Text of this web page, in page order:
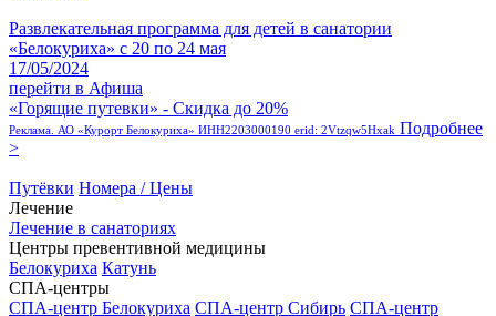
Развлекательная программа для детей в санатории
«Белокуриха» с 20 по 24 мая
17/05/2024
перейти в Афиша
«Горящие путевки» - Скидка до 20%
Реклама. АО «Курорт Белокуриха» ИНН2203000190 erid: 2Vtzqw5Hxak Подробнее
>
Путёвки Номера / Цены
Лечение
Лечение в санаториях
Центры превентивной медицины
Белокуриха Катунь
СПА-центры
СПА-центр Белокуриха СПА-центр Сибирь СПА-центр